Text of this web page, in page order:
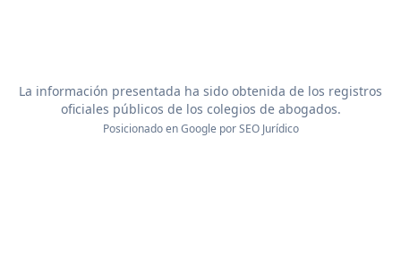
La información presentada ha sido obtenida de los registros
oficiales públicos de los colegios de abogados.
Posicionado en Google porSEO Jurídico